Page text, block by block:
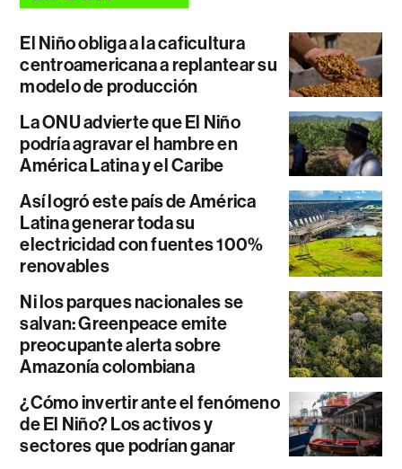
El Niño obliga a la caficultura
centroamericana a replantear su
modelo de producción
La ONU advierte que El Niño
podría agravar el hambre en
América Latina y el Caribe
Así logró este país de América
Latina generar toda su
electricidad con fuentes 100%
renovables
Ni los parques nacionales se
salvan: Greenpeace emite
preocupante alerta sobre
Amazonía colombiana
¿Cómo invertir ante el fenómeno
de El Niño? Los activos y
sectores que podrían ganar